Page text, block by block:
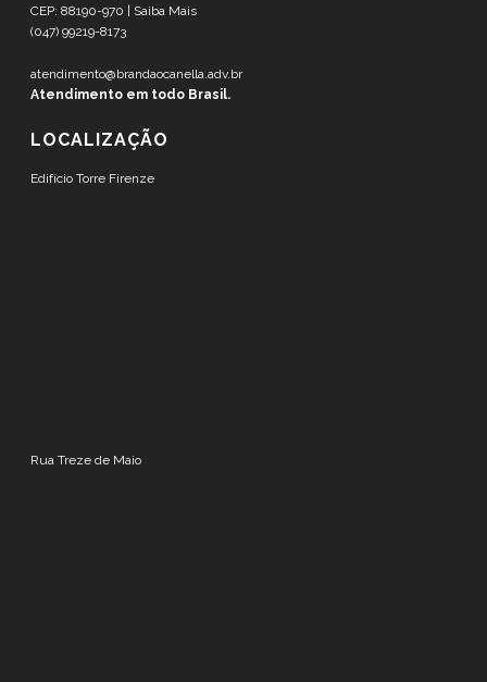
CEP: 88190-970 | Saiba Mais
(047) 99219-8173
atendimento@brandaocanella.adv.br
Atendimento em todo Brasil.
LOCALIZAÇÃO
Edifício Torre Firenze
Rua Treze de Maio